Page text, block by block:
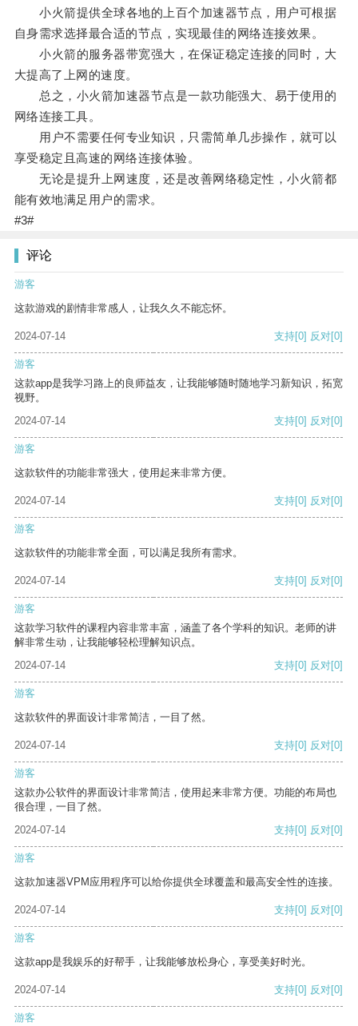
小火箭提供全球各地的上百个加速器节点，用户可根据
自身需求选择最合适的节点，实现最佳的网络连接效果。
小火箭的服务器带宽强大，在保证稳定连接的同时，大
大提高了上网的速度。
总之，小火箭加速器节点是一款功能强大、易于使用的
网络连接工具。
用户不需要任何专业知识，只需简单几步操作，就可以
享受稳定且高速的网络连接体验。
无论是提升上网速度，还是改善网络稳定性，小火箭都
能有效地满足用户的需求。
#3#
评论
游客
这款游戏的剧情非常感人，让我久久不能忘怀。
2024-07-14 支持[0] 反对[0]
游客
这款app是我学习路上的良师益友，让我能够随时随地学习新知识，拓宽
视野。
2024-07-14
支持[0] 反对[0]
游客
这款软件的功能非常强大，使用起来非常方便。
2024-07-14 支持[0] 反对[0]
游客
这款软件的功能非常全面，可以满足我所有需求。
2024-07-14 支持[0] 反对[0]
游客
这款学习软件的课程内容非常丰富，涵盖了各个学科的知识。老师的讲
解非常生动，让我能够轻松理解知识点。
2024-07-14
支持[0] 反对[0]
游客
这款软件的界面设计非常简洁，一目了然。
2024-07-14 支持[0] 反对[0]
游客
这款办公软件的界面设计非常简洁，使用起来非常方便。功能的布局也
很合理，一目了然。
2024-07-14
支持[0] 反对[0]
游客
这款加速器VPM应用程序可以给你提供全球覆盖和最高安全性的连接。
2024-07-14 支持[0] 反对[0]
游客
这款app是我娱乐的好帮手，让我能够放松身心，享受美好时光。
2024-07-14 支持[0] 反对[0]
游客